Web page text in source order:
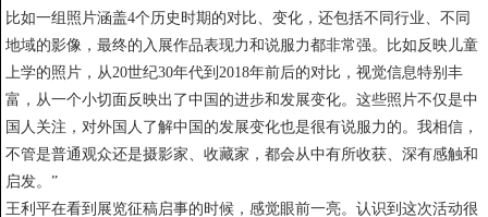
比如一组照片涵盖4个历史时期的对比、变化，还包括不同行业、不同
地域的影像，最终的入展作品表现力和说服力都非常强。比如反映儿童
上学的照片，从20世纪30年代到2018年前后的对比，视觉信息特别丰
富，从一个小切面反映出了中国的进步和发展变化。这些照片不仅是中
国人关注，对外国人了解中国的发展变化也是很有说服力的。我相信，
不管是普通观众还是摄影家、收藏家，都会从中有所收获、深有感触和
启发。”
王利平在看到展览征稿启事的时候，感觉眼前一亮。认识到这次活动很